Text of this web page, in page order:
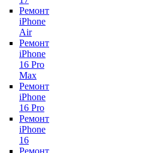
Ремонт
iPhone
Air
Ремонт
iPhone
16 Pro
Max
Ремонт
iPhone
16 Pro
Ремонт
iPhone
16
Ремонт